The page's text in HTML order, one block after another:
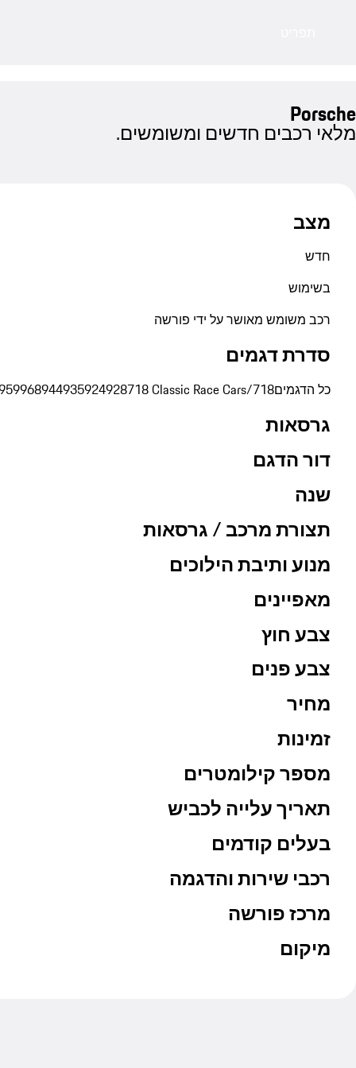
Porsche
מלאי רכבים חדשים ומשומשים.
מצב
חדש
בשימוש
רכב משומש מאושר על ידי פורשה
סדרת דגמים
כל הדגמים718/Boxster/Cayman
968944935924928718 Classic Race Cars
גרסאות
דור הדגם
שנה
תצורת מרכב / גרסאות
מנוע ותיבת הילוכים
מאפיינים
צבע חוץ
צבע פנים
מחיר
זמינות
מספר קילומטרים
תאריך עלייה לכביש
בעלים קודמים
רכבי שירות והדגמה
מרכז פורשה
מיקום